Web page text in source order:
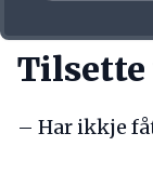
Tilsette
– Har ikkje